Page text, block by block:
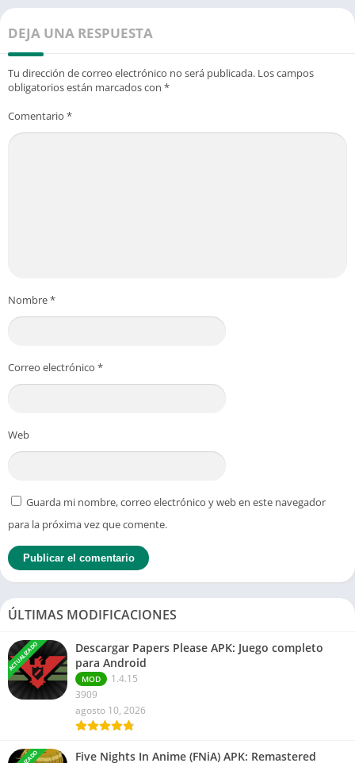
DEJA UNA RESPUESTA
Tu dirección de correo electrónico no será publicada. Los campos
obligatorios están marcados con *
Comentario *
Nombre*
Correo electrónico *
Web
Guarda mi nombre, correo electrónico y web en este navegador
para la próxima vez que comente.
ÚLTIMAS MODIFICACIONES
ACTUALIZADO
Descargar Papers Please APK: Juego completo
para Android
MOD
1.4.15
3909
agosto 10, 2026
Five Nights In Anime (FNiA) APK: Remastered